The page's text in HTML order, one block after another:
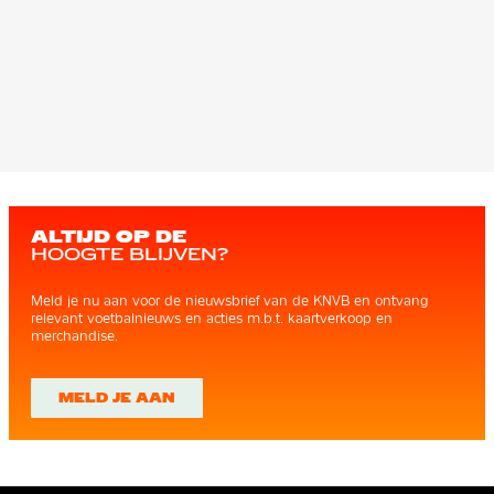
ALTIJD OP DE
HOOGTE BLIJVEN?
Meld je nu aan voor de nieuwsbrief van de KNVB en ontvang
relevant voetbalnieuws en acties m.b.t. kaartverkoop en
merchandise.
MELD JE AAN